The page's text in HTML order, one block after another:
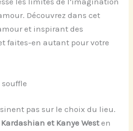
Découvrez dans cet
et inspirant des
faites-en autant pour votre
pas sur le choix du lieu.
et Kanye Westen